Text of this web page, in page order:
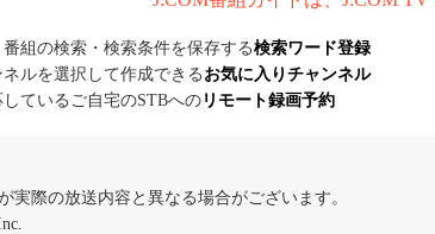
組の検索・検索条件を保存する検索ワード登録
ルを選択して作成できる お気に入りチャンネル
ているご自宅のSTBへの リモート録画予約
実際の放送内容と異なる場合がございます。